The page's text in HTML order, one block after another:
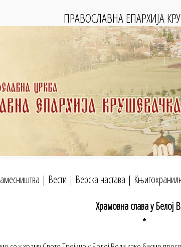
ПРАВОСЛАВНА ЕПАРХИЈА
| Вести | Верска настава |
Храмовна слава у Белој
*